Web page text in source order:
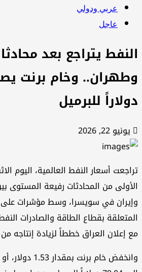
عربي ودولي
عاجل
يتراجع بعد
للبرميل
يونيو 22, 2026
أسعار النفط العالمية، اليوم
من المحادثات رفيعة المستوى بين
في سويسرا، وسط مؤشرات على
بقطاع الطاقة والصادرات النفطية
إعلان العراق خططاً لزيادة إنتاجه من